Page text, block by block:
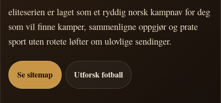
eliteserien er laget som et ryddig norsk kampnav for deg
som vil finne kamper, sammenligne oppgjør og prate
sport uten rotete løfter om ulovlige sendinger.
Se sitemap Utforsk fotball